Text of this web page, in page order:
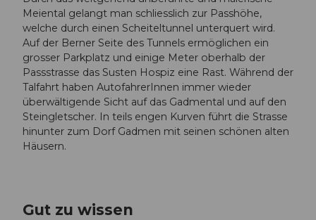
Meiental gelangt man schliesslich zur Passhöhe,
welche durch einen Scheiteltunnel unterquert wird.
Auf der Berner Seite des Tunnels ermöglichen ein
grosser Parkplatz und einige Meter oberhalb der
Passstrasse das Susten Hospiz eine Rast. Während der
Talfahrt haben AutofahrerInnen immer wieder
überwältigende Sicht auf das Gadmental und auf den
Steingletscher. In teils engen Kurven führt die Strasse
hinunter zum Dorf Gadmen mit seinen schönen alten
Häusern.
Gut zu wissen